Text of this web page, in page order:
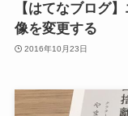
【はてなブログ
像を変更する
2016年10月23日